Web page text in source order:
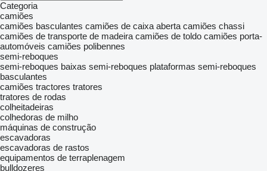
Categoria
camiões
camiões basculantes camiões de caixa aberta camiões chassi
camiões de transporte de madeira camiões de toldo camiões porta-
automóveis camiões polibennes
semi-reboques
semi-reboques baixas semi-reboques plataformas semi-reboques
basculantes
camiões tractores tratores
tratores de rodas
colheitadeiras
colhedoras de milho
máquinas de construção
escavadoras
escavadoras de rastos
equipamentos de terraplenagem
bulldozeres